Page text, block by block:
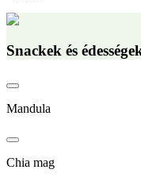
Snackek és
Mandula
Chia mag